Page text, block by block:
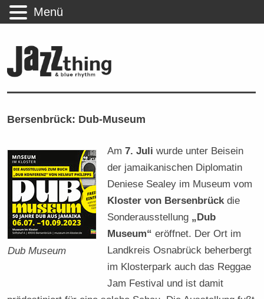
Bersenbrück: Dub-Museum
Dub Museum
Am7. Juli wurde unter Beisein
der jamaikanischen Diplomatin
Deniese Sealey im Museum vom
Kloster von Bersenbrück die
Sonderausstellung „Dub
Museum“ eröffnet. Der Ort im
Landkreis Osnabrück beherbergt
im Klosterpark auch das Reggae
Jam Festival und ist damit
Menü